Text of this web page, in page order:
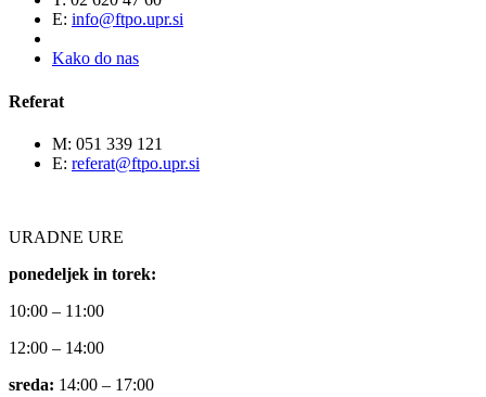
E: info@ftpo.upr.si
Kako do nas
Referat
M: 051 339 121
E: referat@ftpo.upr.si
URADNE URE
ponedeljek in torek:
10:00 – 11:00
12:00 – 14:00
sreda: 14:00 – 17:00